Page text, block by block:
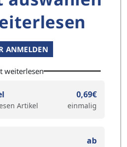
ANMELDEN
weiterlesen
Artikel
0,69€
einmalig
ab